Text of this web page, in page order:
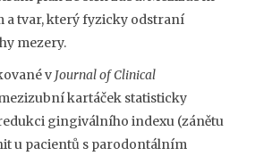
a tvar, který fyzicky odstraní
mezery.
v Journal of Clinical
kartáček statisticky
gingiválního indexu (zánětu
u pacientů s parodontálním